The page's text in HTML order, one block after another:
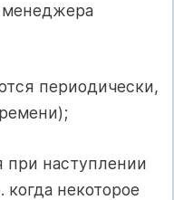
периодически,
при наступлении
когда некоторое